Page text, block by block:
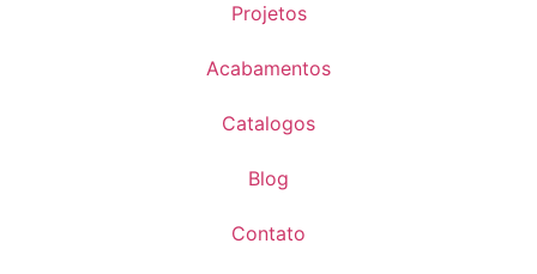
Projetos
Acabamentos
Catalogos
Blog
Contato